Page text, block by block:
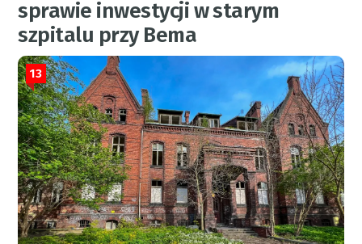
sprawie inwestycji w starym
szpitalu przy Bema
13